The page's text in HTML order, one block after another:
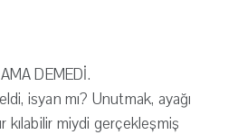
DEMEDİ.
isyan mı? Unutmak, ayağı
kılabilir miydi gerçekleşmiş